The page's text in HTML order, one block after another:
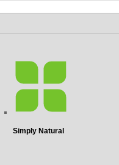
Simply Natural